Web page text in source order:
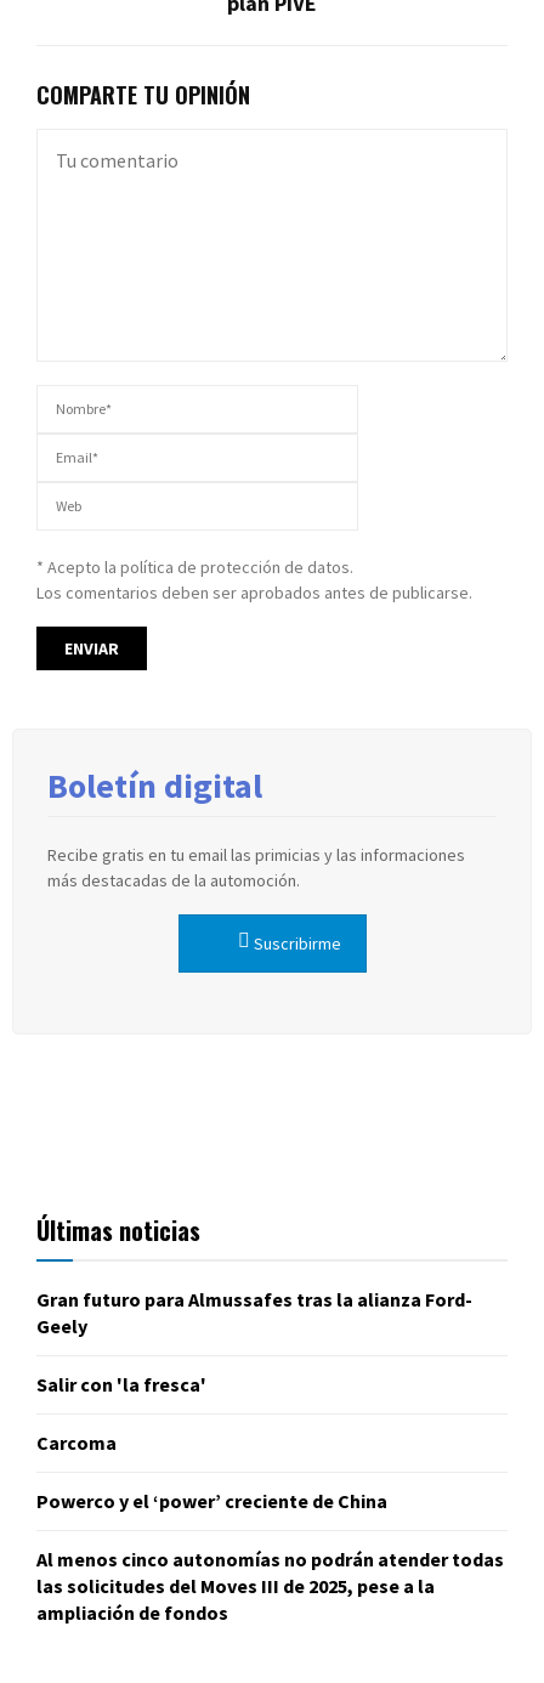
COMPARTE TU OPINIÓN
* Acepto la política de protección de datos.
Los comentarios deben ser aprobados antes de publicarse.
Boletín digital
Recibe gratis en tu email las primicias y las informaciones
más destacadas de la automoción.
Suscribirme
Últimas noticias
Gran futuro para Almussafes tras la alianza Ford-
Geely
Salir con 'la fresca'
Carcoma
Powerco y el ‘power’ creciente de China
Al menos cinco autonomías no podrán atender todas
las solicitudes del Moves III de 2025, pese a la
ampliación de fondos